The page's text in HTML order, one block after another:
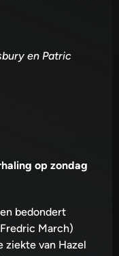
en Patric
op zondag
bedondert
March)
ziekte van Hazel